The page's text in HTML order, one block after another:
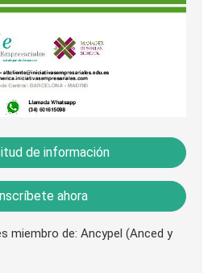
de información
ahora
miembro de: Ancypel (Anced y